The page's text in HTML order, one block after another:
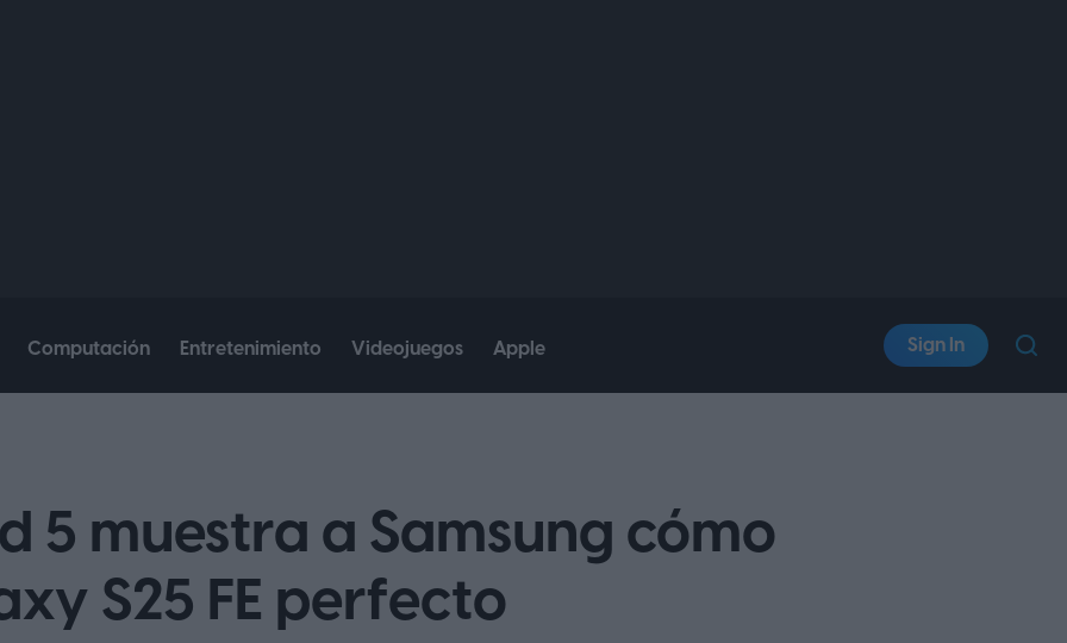
Computación Entretenimiento Videojuegos Apple Sign In
5 muestra a Samsung cómo
S25 FE perfecto